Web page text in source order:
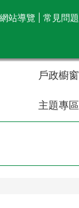
網站導覽 常見問題
戶政櫥窗
主題專區